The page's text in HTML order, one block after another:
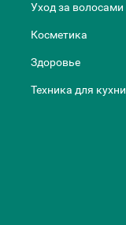
Уход за волосами
Косметика
Здоровье
Техника для кухни